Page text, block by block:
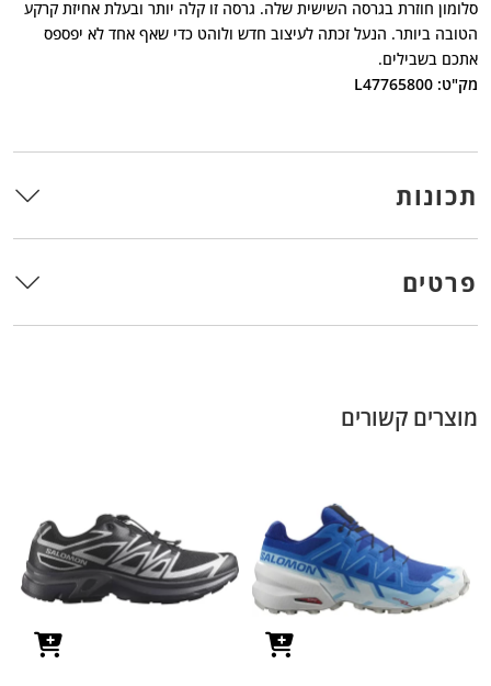
סלומון חוזרת בגרסה השישית שלה. גרסה זו קלה יותר ובעלת אחיזת קרקע
הטובה ביותר. הנעל זכתה לעיצוב חדש ולוהט כדי שאף אחד לא יפספס
אתכם בשבילים.
מק"ט: L47765800
תכונות
פרטים
מוצרים קשורים